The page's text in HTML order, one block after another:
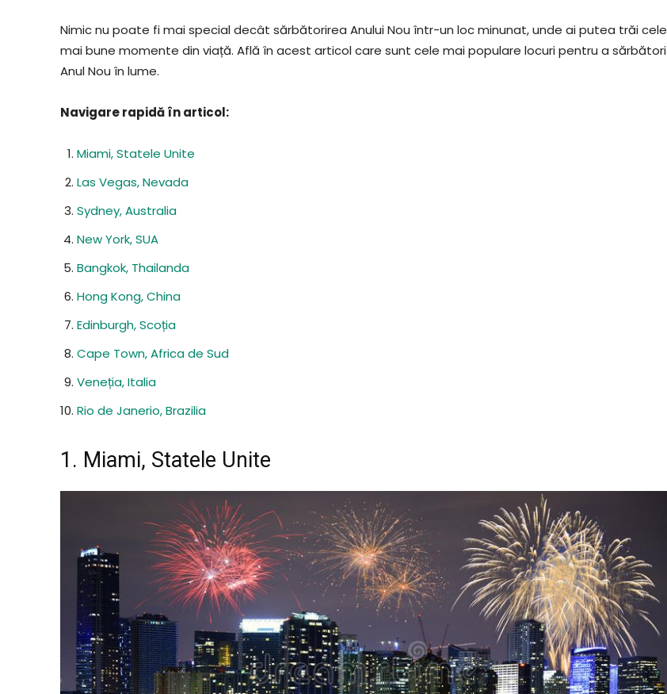
Nimic nu poate fi mai special decât sărbătorirea Anului Nou într-un loc minunat, unde ai putea trăi cele
mai bune momente din viață. Află în acest articol care sunt cele mai populare locuri pentru a sărbători
Anul Nou în lume.
Navigare rapidă în articol:
Miami, Statele Unite
Las Vegas, Nevada
Sydney, Australia
New York, SUA
Bangkok, Thailanda
Hong Kong, China
Edinburgh, Scoția
Cape Town, Africa de Sud
Veneția, Italia
Rio de Janerio, Brazilia
1. Miami, Statele Unite